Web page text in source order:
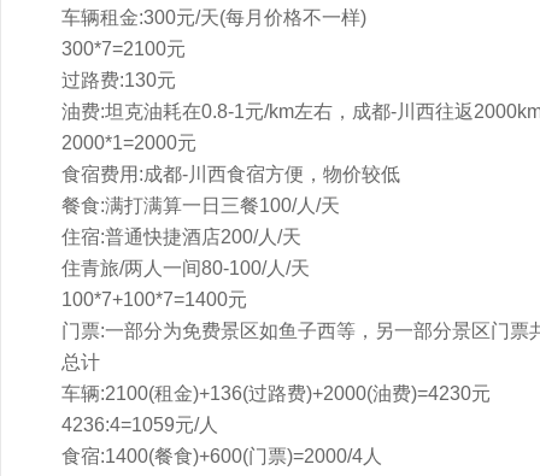
车辆租金:300元/天(每月价格不一样)
300*7=2100元
过路费:130元
油费:坦克油耗在0.8-1元/km左右，成都-川西往返
2000*1=2000元
食宿费用:成都-川西食宿方便，物价较低
餐食:满打满算一日三餐100/人/天
住宿:普通快捷酒店200/人/天
住青旅/两人一间80-100/人/天
100*7+100*7=1400元
门票:一部分为免费景区如鱼子西等，另一部分景区门票
总计
车辆:2100(租金)+136(过路费)+2000(油费)=4230元
4236:4=1059元/人
食宿:1400(餐食)+600(门票)=2000/4人